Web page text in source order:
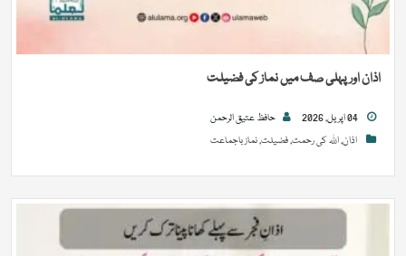
اذان اور پہلی صف میں نماز کی فضیلت
حافظ عتیق الرحمن
اذان,اللہ کی رحمت,فضیلت,نماز باجماعت